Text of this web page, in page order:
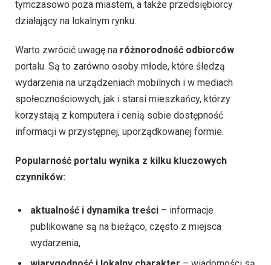
tymczasowo poza miastem, a także przedsiębiorcy
działający na lokalnym rynku.
Warto zwrócić uwagę na różnorodność odbiorców
portalu. Są to zarówno osoby młode, które śledzą
wydarzenia na urządzeniach mobilnych i w mediach
społecznościowych, jak i starsi mieszkańcy, którzy
korzystają z komputera i cenią sobie dostępność
informacji w przystępnej, uporządkowanej formie.
Popularność portalu wynika z kilku kluczowych
czynników:
aktualność i dynamika treści – informacje
publikowane są na bieżąco, często z miejsca
wydarzenia,